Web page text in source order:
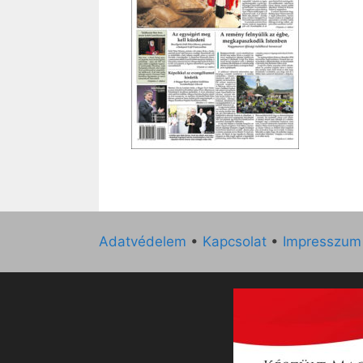
Adatvédelem • Kapcsolat • Impresszum